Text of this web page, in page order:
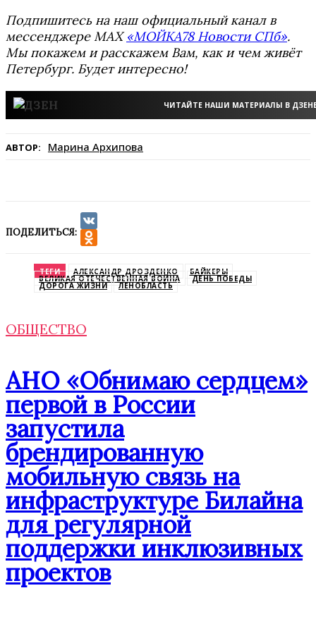
Подпишитесь на наш официальный канал в
мессенджере MAX«МОЙКА78 Новости СПб».
Мы покажем и расскажем Вам, как и чем живёт
Петербург. Будет интересно!
ЧИТАЙТЕ НАШИ МАТЕРИАЛЫ В
АВТОР: Марина Архипова
ПОДЕЛИТЬСЯ:
VK
ТЕГИ АЛЕКСАНДР ДРОЗДЕНКО БАЙКЕРЫ
ВЕЛИКАЯ ОТЕЧЕСТВЕННАЯ ВОЙНА ДЕНЬ ПОБЕДЫ
ДОРОГА ЖИЗНИ ЛЕНОБЛАСТЬ
ОБЩЕСТВО
АНО «Обнимаю сердцем»
первой в России
запустила
брендированную
мобильную связь на
инфраструктуре Билайна
для регулярной
поддержки инклюзивных
проектов